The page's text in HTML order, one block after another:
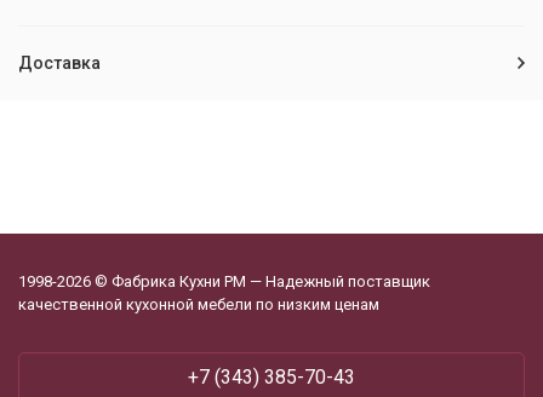
Доставка
1998-2026 © Фабрика Кухни РМ — Надежный поставщик
качественной кухонной мебели по низким ценам
+7 (343) 385-70-43